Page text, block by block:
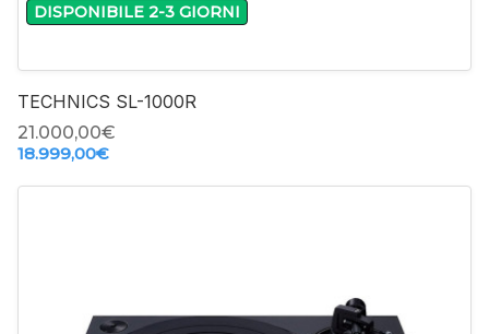
DISPONIBILE 2-3 GIORNI
TECHNICS SL-1000R
21.000,00‎€
18.999,00‎€